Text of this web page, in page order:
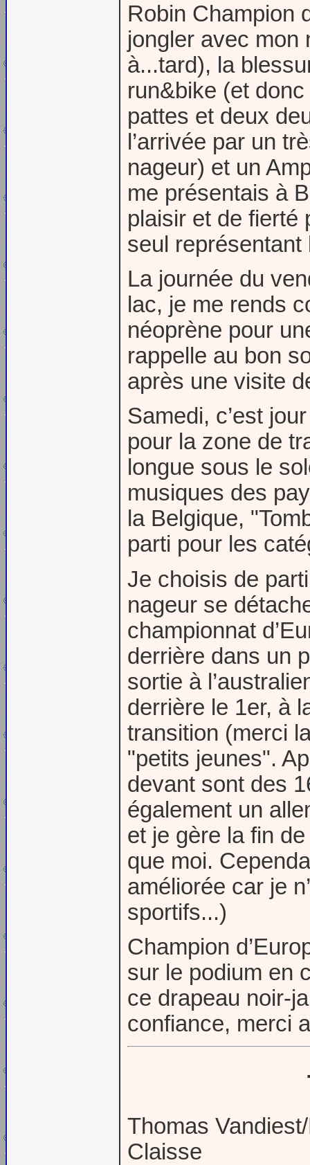
Robin Champion
jongler avec mon
à...tard), la
run&bike (et
pattes et deux
l’arrivée par un
nageur) et un
me présentais à
plaisir et de fierté
seul
La journée du
lac, je me rends
néoprène pour
rappelle au bon
après une visite
Samedi, c’est
pour la zone de
longue sous le
musiques des
la Belgique,
parti pour les
Je choisis de
nageur se
championnat
derrière dans un
sortie à
derrière le 1er, à
transition (merci
"petits jeunes".
devant sont des
également un
et je gère la fin
que moi.
améliorée car je
sportifs...)
Champion
sur le podium en
ce drapeau noir-
confiance, merci
Thomas
Claisse